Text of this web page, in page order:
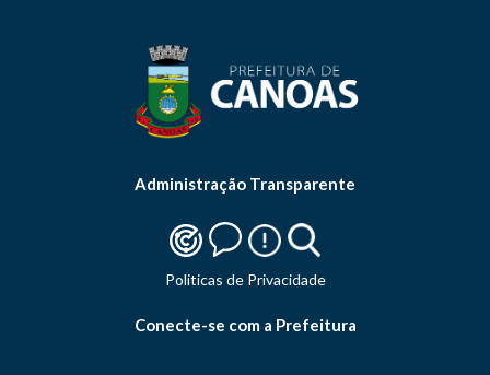
Administração Transparente
Politicas de Privacidade
Conecte-se com a Prefeitura